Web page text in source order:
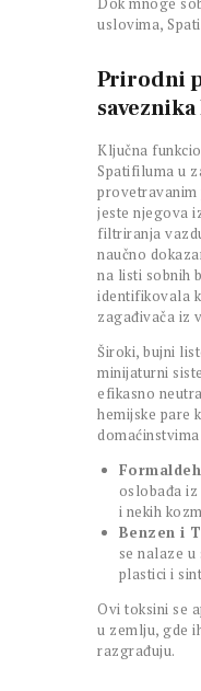
uslovima,
Prirodni
saveznika
Ključna
Spatifiluma u
jeste njegova
filtriranja
naučno
na listi sobnih
identifikovala
zagađivača iz
Široki, bujni
minijaturni
efikasno
hemijske pare
oslobađa
i nekih
Benzen i
se nalaze
plastici i
Ovi toksini se
u zemlju, gde
razgrađuju.